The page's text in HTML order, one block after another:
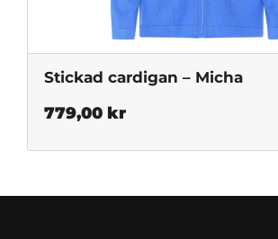
Stickad cardigan – Micha
779,00 kr